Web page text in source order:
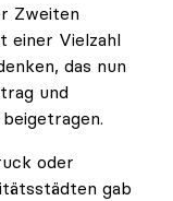
Zweiten
einer Vielzahl
das nun
und
oder
gab